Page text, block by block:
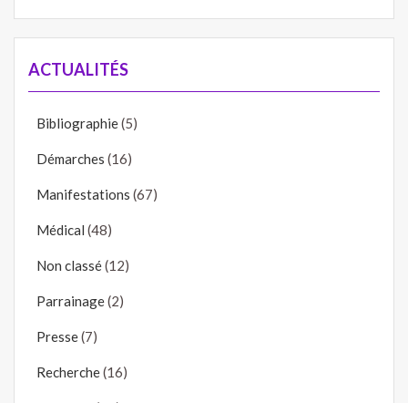
ACTUALITÉS
Bibliographie(5)
Démarches (16)
Manifestations (67)
Médical (48)
Non classé(12)
Parrainage(2)
Presse(7)
Recherche(16)